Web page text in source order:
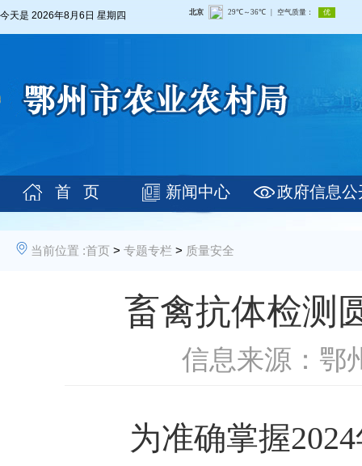
今天是 2026年8月6日 星期四
首 页 新闻中心 政府信息公
当前位置 :首页 > 专题专栏 > 质量安全
畜禽抗体检测
信息来源：鄂
为准确掌握2024